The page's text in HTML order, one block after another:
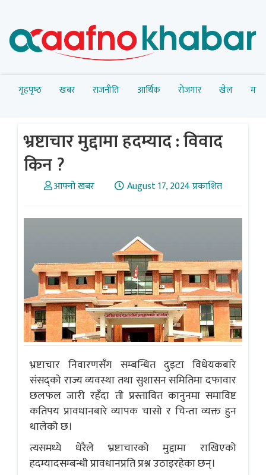
गृहपृष्‍ठ खबर राजनीति आर्थिक रोजगार खेल
भ्रष्टाचार मुद्दामा हदम्याद : विवाद
किन ?
आफ्नो खबर August 17, 2024 प्रकाशित
भ्रष्टाचार निवारणसँग सम्बन्धित दुइटा विधेयकबारे
संसद्‌को राज्य व्यवस्था तथा सुशासन समितिमा दफावार
छलफल जारी रहँदा ती प्रस्तावित कानुनमा समाविष्ट
कतिपय प्रावधानबारे व्यापक चासो र चिन्ता व्यक्त हुन
थालेको छ।
त्यसमध्ये धेरैले भ्रष्टाचारको मुद्दामा राखिएको
हदम्यादसम्बन्धी प्रावधानप्रति प्रश्न उठाइरहेका छन्।